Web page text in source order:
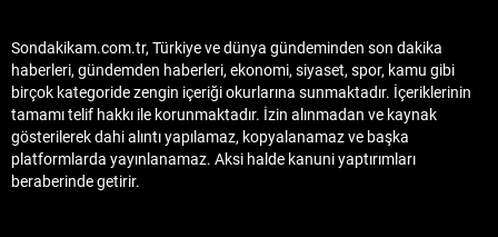
Sondakikam.com.tr, Türkiye ve dünya gündeminden son dakika
haberleri, gündemden haberleri, ekonomi, siyaset, spor, kamu gibi
birçok kategoride zengin içeriği okurlarına sunmaktadır. İçeriklerinin
tamamı telif hakkı ile korunmaktadır. İzin alınmadan ve kaynak
gösterilerek dahi alıntı yapılamaz, kopyalanamaz ve başka
platformlarda yayınlanamaz. Aksi halde kanuni yaptırımları
beraberinde getirir.